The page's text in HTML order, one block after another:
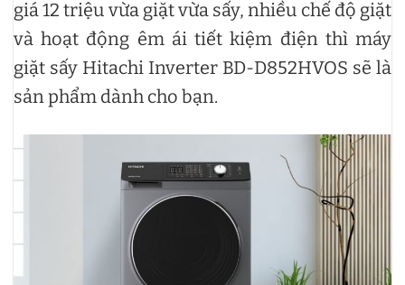
giá 12 triệu vừa giặt vừa sấy, nhiều chế độ giặt
và hoạt động êm ái tiết kiệm điện thì máy
giặt sấy Hitachi Inverter BD-D852HVOS sẽ là
sản phẩm dành cho bạn.